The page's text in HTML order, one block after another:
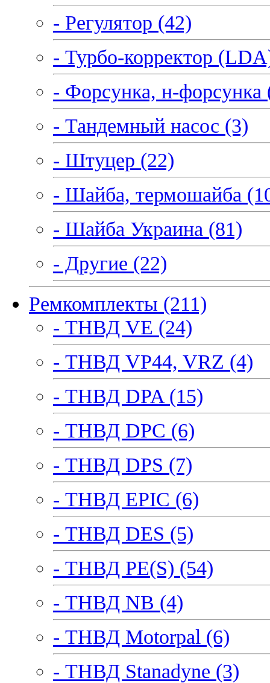
- Регулятор (42)
- Турбо-корректор
- Форсунка, н-форсунка
- Тандемный насос (3)
- Штуцер (22)
- Шайба, термошайба
- Шайба Украина (81)
- Другие (22)
Ремкомплекты (211)
- ТНВД VE (24)
- ТНВД VP44, VRZ (4)
- ТНВД DPA (15)
- ТНВД DPC (6)
- ТНВД DPS (7)
- ТНВД EPIC (6)
- ТНВД DES (5)
- ТНВД PE(S) (54)
- ТНВД NB (4)
- ТНВД Motorpal (6)
- ТНВД Stanadyne (3)